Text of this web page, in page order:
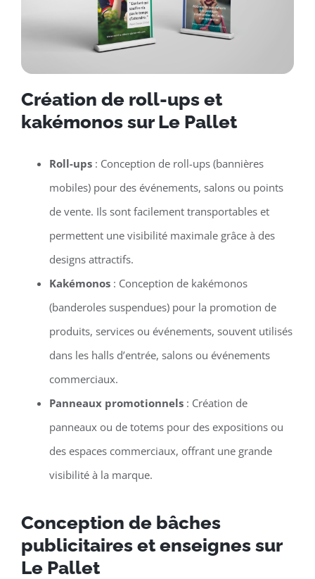
Création de roll-ups et
kakémonos sur Le Pallet
Roll-ups: Conception de roll-ups (bannières
mobiles) pour des événements, salons ou points
de vente. Ils sont facilement transportables et
permettent une visibilité maximale grâce à des
designs attractifs.
Kakémonos: Conception de kakémonos
(banderoles suspendues) pour la promotion de
produits, services ou événements, souvent utilisés
dans les halls d’entrée, salons ou événements
commerciaux.
Panneaux promotionnels: Création de
panneaux ou de totems pour des expositions ou
des espaces commerciaux, offrant une grande
visibilité à la marque.
Conception de bâches
publicitaires et enseignes sur
Le Pallet